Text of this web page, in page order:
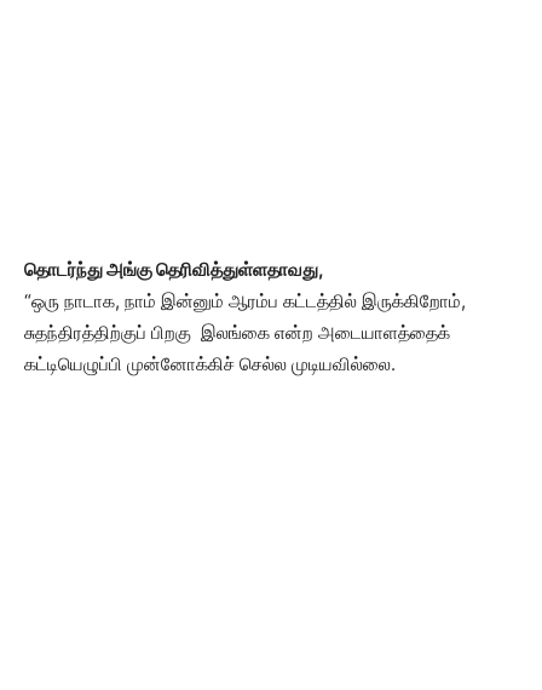
தொடர்ந்து அங்கு தெரிவித்துள்ளதாவது,
“ஒரு நாடாக, நாம் இன்னும் ஆரம்ப கட்டத்தில் இருக்கிறோம்,
சுதந்திரத்திற்குப் பிறகு இலங்கை என்ற அடையாளத்தைக்
கட்டியெழுப்பி முன்னோக்கிச் செல்ல முடியவில்லை.